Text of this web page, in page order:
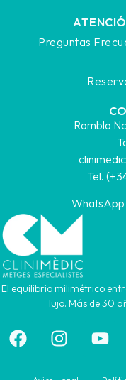
El equilibrio milimétrico
lujo. Más de 30
Preguntas
Rambla
Tel.
WhatsApp